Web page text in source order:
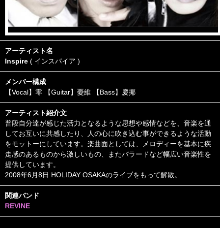
アーティスト名
Inspire ( インスパイア )
メンバー構成
【Vocal】零 【Guitar】憂維 【Bass】慶揶
アーティスト紹介文
普段自分達が感じた活力となるような思想や感情などを、音楽を通
してお互いに共感したり、人の心に吹き込む事ができるような活動
をモットーにしています。楽曲面としては、メロディーを基本に疾
走感のあるものから激しいもの、またバラードなど幅広い音楽性を
提供しています。
2008年6月8日 HOLIDAY OSAKAのライブをもって解散。
関連バンド
REVINE